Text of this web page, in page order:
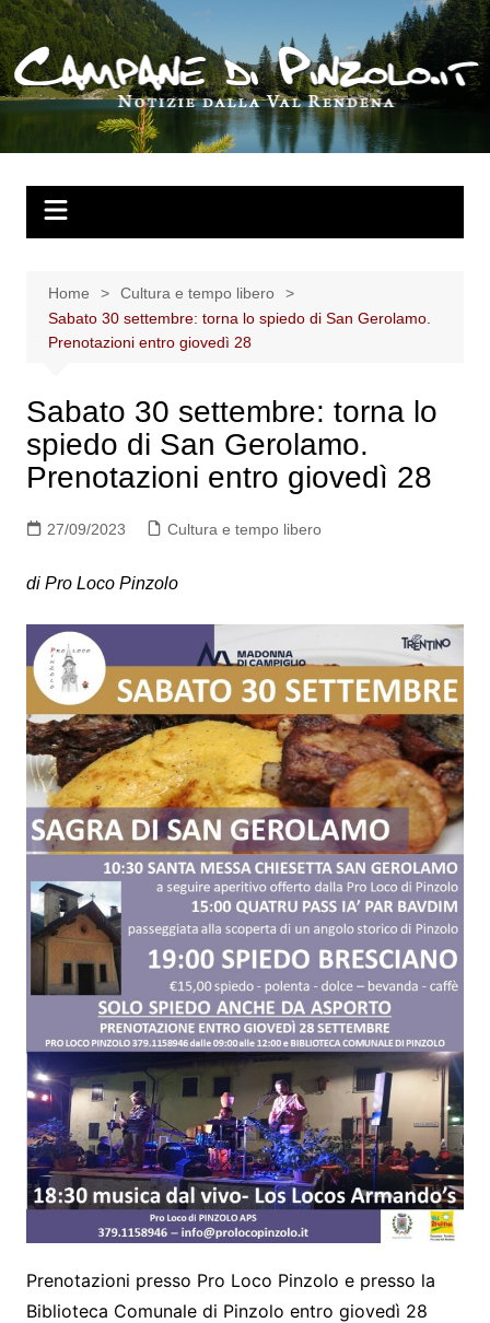
Salta
al
contenuto
Home
Cultura e tempo libero
Sabato 30 settembre: torna lo spiedo di San Gerolamo.
Prenotazioni entro giovedì 28
Sabato 30 settembre: torna lo
spiedo di San Gerolamo.
Prenotazioni entro giovedì 28
27/09/2023 Cultura e tempo libero
di Pro Loco Pinzolo
Prenotazioni presso Pro Loco Pinzolo e presso la
Biblioteca Comunale di Pinzolo entro giovedì 28